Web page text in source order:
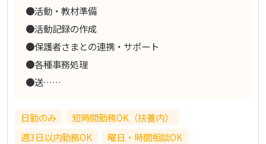
●活動・教材準備
●活動記録の作成
●保護者さまとの連携・サポート
●各種事務処理
●送……
日勤のみ
短時間勤務OK（扶養内）
週3日以内勤務OK
曜日・時間相談OK